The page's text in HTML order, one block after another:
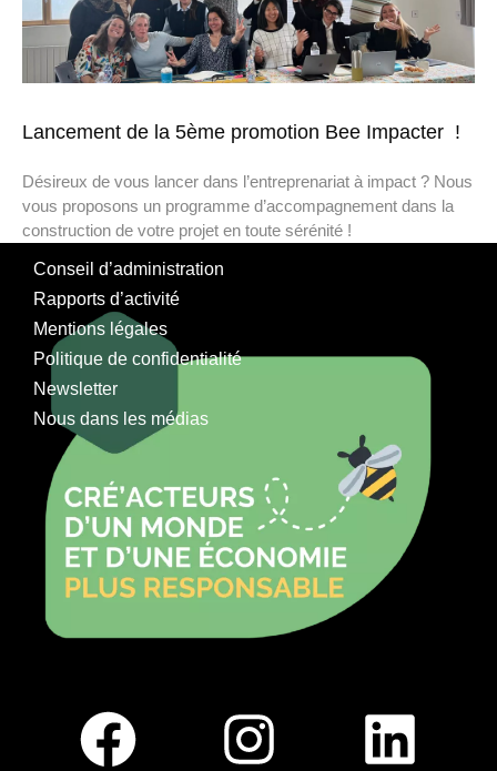
Lancement de la 5ème promotion Bee Impacter !
Désireux de vous lancer dans l’entreprenariat à impact ? Nous
vous proposons un programme d’accompagnement dans la
construction de votre projet en toute sérénité !
Conseil d’administration
Rapports d’activité
Mentions légales
Politique de confidentialité
Newsletter
Nous dans les médias